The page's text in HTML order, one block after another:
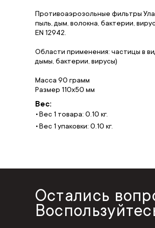
Противоаэрозольные фильтры
пыль, дым, волокна, бактерии,
EN 12942.
Области применения: частицы в
дымы, бактерии, вирусы)
Масса 90 грамм
Размер 110х50 мм
Вес:
Вес 1 товара: 0.10 кг.
Вес 1 упаковки: 0.10 кг.
Остались